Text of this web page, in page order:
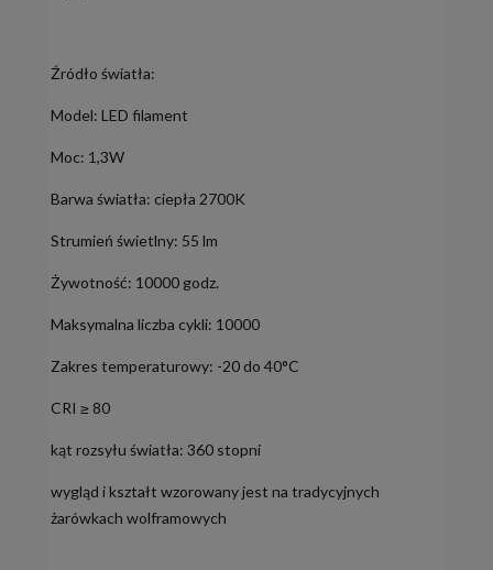
Źródło światła:
Model: LED filament
Moc: 1,3W
Barwa światła: ciepła 2700K
Strumień świetlny: 55 lm
Żywotność: 10000 godz.
Maksymalna liczba cykli: 10000
Zakres temperaturowy: -20 do 40°C
CRI ≥ 80
kąt rozsyłu światła: 360 stopni
wygląd i kształt wzorowany jest na tradycyjnych
żarówkach wolframowych